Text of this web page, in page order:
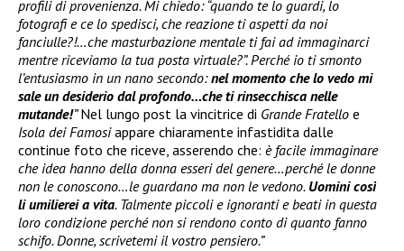
profili di provenienza. Mi chiedo: “quando te lo guardi, lo
fotografi e ce lo spedisci, che reazione ti aspetti da noi
fanciulle?!…che masturbazione mentale ti fai ad immaginarci
mentre riceviamo la tua posta virtuale?”. Perché io ti smonto
l’entusiasmo in un nano secondo:nel momento che lo vedo mi
sale un desiderio dal profondo…che ti rinsecchisca nelle
mutande!”Nel lungo post la vincitrice di Grande Fratello e
Isola dei Famosiappare chiaramente infastidita dalle
continue foto che riceve, asserendo che: è facile immaginare
che idea hanno della donna esseri del genere…perché le donne
non le conoscono…le guardano ma non le vedono. Uomini così
li umilierei a vita. Talmente piccoli e ignoranti e beati in questa
loro condizione perché non si rendono conto di quanto fanno
schifo. Donne, scrivetemi il vostro pensiero.”